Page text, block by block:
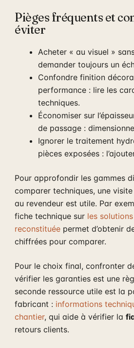
Pièges fréquents et
éviter
Acheter « au visuel »
demander toujours un
Confondre finition
performance : lire les
techniques.
Économiser sur
de passage :
Ignorer le traitement
pièces exposées :
Pour approfondir les gammes
comparer techniques, une
au revendeur est utile. Par
fiche technique sur les
reconstituée permet d’obtenir
chiffrées pour comparer.
Pour le choix final, confronter
vérifier les garanties est une
seconde ressource utile est la
fabricant : informations
chantier, qui aide à vérifier la
retours clients.